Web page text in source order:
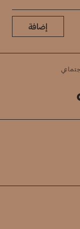
إضافة